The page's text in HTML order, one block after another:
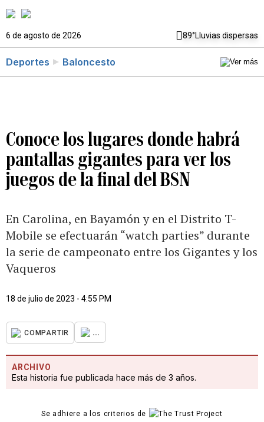
6 de agosto de 2026 89°Lluvias dispersas
Deportes Baloncesto
Conoce los lugares donde habrá
pantallas gigantes para ver los
juegos de la final del BSN
En Carolina, en Bayamón y en el Distrito T-
Mobile se efectuarán “watch parties” durante
la serie de campeonato entre los Gigantes y los
Vaqueros
18 de julio de 2023 - 4:55 PM
COMPARTIR ...
ARCHIVO
Esta historia fue publicada hace más de 3 años.
Se adhiere a los criterios de